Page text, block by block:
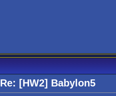
Re: [HW2] Babylon5